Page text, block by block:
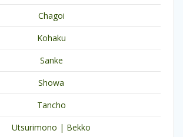
Chagoi
Kohaku
Sanke
Showa
Tancho
Utsurimono | Bekko